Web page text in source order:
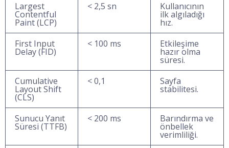
Largest
Contentful
Paint (LCP)
< 2,5 sn Kullanıcının
ilk algıladığı
hız.
First Input
Delay (FID)
< 100 ms Etkileşime
hazır olma
süresi.
Cumulative
Layout Shift
(CLS)
< 0,1 Sayfa
stabilitesi.
Sunucu Yanıt
Süresi (TTFB)
< 200 ms Barındırma ve
önbellek
verimliliği.